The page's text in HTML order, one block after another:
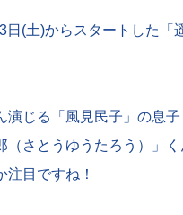
日(土)からスタートした「
演じる「風見民子」の息
（さとうゆうたろう）」
注目ですね！